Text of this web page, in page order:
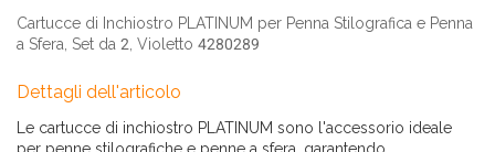
Cartucce di Inchiostro PLATINUM per Penna Stilografica e Penna
a Sfera, Set da 2, Violetto 4280289
Dettagli dell'articolo
Le cartucce di inchiostro PLATINUM sono l'accessorio ideale